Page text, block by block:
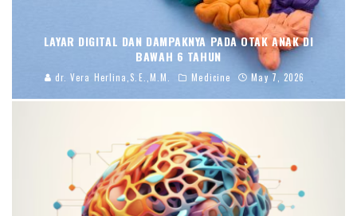
LAYAR DIGITAL DAN DAMPAKNYA PADA OTAK ANAK DI
BAWAH 6 TAHUN
dr. Vera Herlina,S.E.,M.M. Medicine May 7, 2026